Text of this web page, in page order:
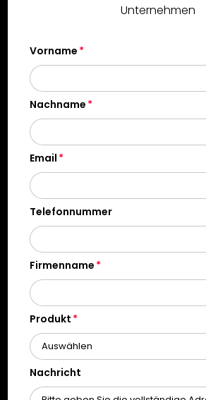
Unternehmen
Vorname
Nachname
Email
Telefonnummer
Firmenname
Produkt
Nachricht